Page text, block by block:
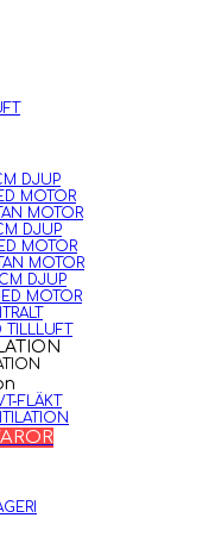
DJUP
MOTOR
MOTOR
DJUP
MOTOR
MOTOR
DJUP
MOTOR
TILLLUFT
FLÄKT